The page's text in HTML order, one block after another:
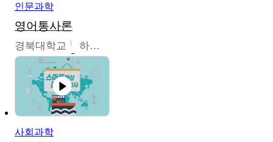
인문과학
영어통사론
경북대학교 하승완
사회과학